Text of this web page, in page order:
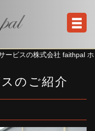
ービスの株式会社 faithpal ホ
のご紹介